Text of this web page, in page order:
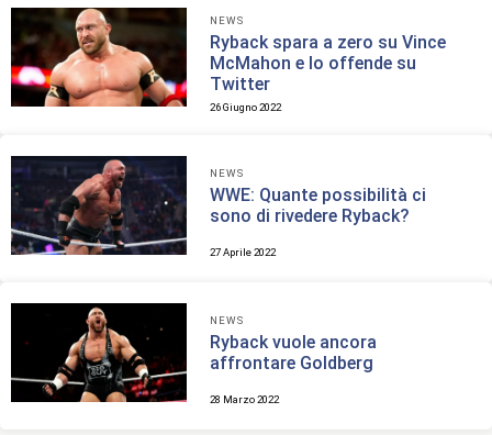
NEWS
Ryback spara a zero su Vince
McMahon e lo offende su
Twitter
26 Giugno 2022
NEWS
WWE: Quante possibilità ci
sono di rivedere Ryback?
27 Aprile 2022
NEWS
Ryback vuole ancora
affrontare Goldberg
28 Marzo 2022